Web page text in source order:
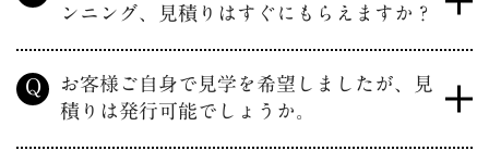
ンニング、見積りはすぐにもらえますか？
Q
お客様ご自身で見学を希望しましたが、見
積りは発行可能でしょうか。